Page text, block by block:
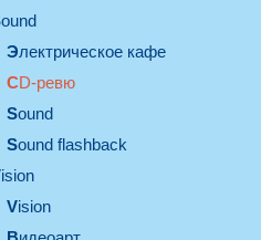
sound
электрическое кафе
CD-ревю
sound
Sound flashback
vision
vision